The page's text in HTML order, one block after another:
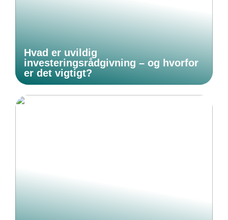
Hvad er uvildig
investeringsrådgivning – og hvorfor
er det vigtigt?